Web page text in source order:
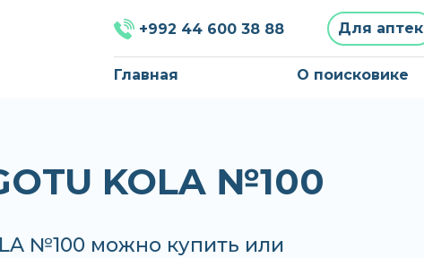
+992 44 600 38 88 Для аптек
Главная О поисковике
KOLA №100
№100 можно купить или